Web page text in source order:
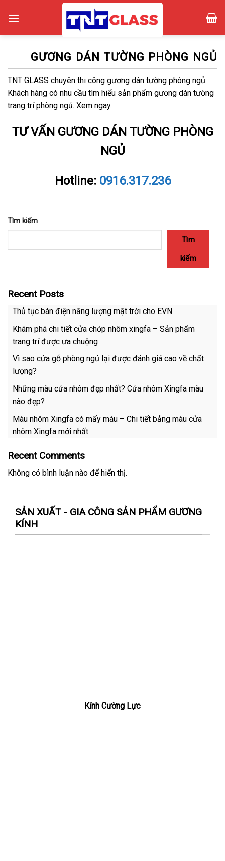
GƯƠNG DÁN TƯỜNG PHÒNG NGỦ
TNT GLASS chuyên thi công gương dán tường phòng ngủ.
Khách hàng có nhu cầu tìm hiểu sản phẩm gương dán tường
trang trí phòng ngủ. Xem ngay.
TƯ VẤN GƯƠNG DÁN TƯỜNG PHÒNG
NGỦ
Hotline: 0916.317.236
Tìm kiếm
Tìm
kiếm
Recent Posts
Thủ tục bán điện năng lượng mặt trời cho EVN
Khám phá chi tiết cửa chớp nhôm xingfa – Sản phẩm
trang trí được ưa chuộng
Vì sao cửa gỗ phòng ngủ lại được đánh giá cao về chất
lượng?
Những màu cửa nhôm đẹp nhất? Cửa nhôm Xingfa màu
nào đẹp?
Màu nhôm Xingfa có mấy màu – Chi tiết bảng màu cửa
nhôm Xingfa mới nhất
Recent Comments
Không có bình luận nào để hiển thị.
SẢN XUẤT - GIA CÔNG SẢN PHẨM GƯƠNG
KÍNH
Kính Cường Lực